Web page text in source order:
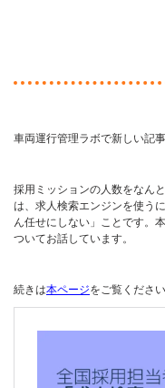
車両運行管理ラボで新しい記
採用ミッションの人数をなん
は、求人検索エンジンを使う
ん任せにしない」ことです。
ついてお話しています。
続きは本ページをご覧ください